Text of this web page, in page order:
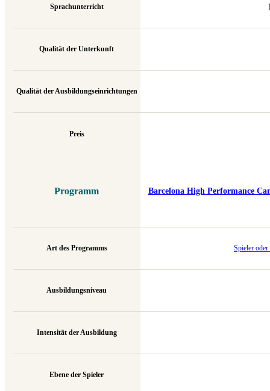
Sprachunterricht
Qualität der Unterkunft
Qualität der Ausbildungseinrichtungen
Preis
Programm
Art des Programms
Ausbildungsniveau
Intensität der Ausbildung
Ebene der Spieler
Barcelona High Performance
Spieler